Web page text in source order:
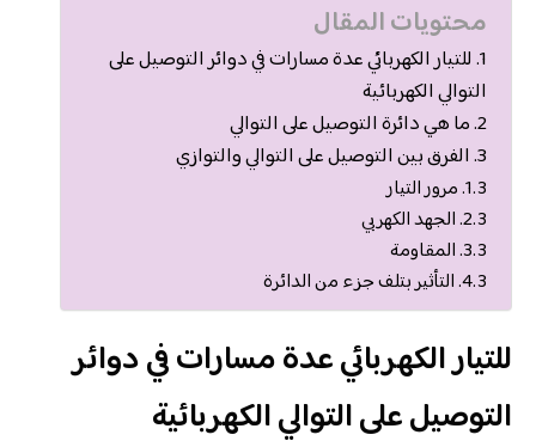
محتويات المقال
للتيار الكهربائي عدة مسارات في دوائر التوصيل على
التوالي الكهربائية
ما هي دائرة التوصيل على التوالي
الفرق بين التوصيل على التوالي والتوازي
مرور التيار
الجهد الكهربي
المقاومة
التأثير بتلف جزء من الدائرة
للتيار الكهربائي عدة مسارات في دوائر
التوصيل على التوالي الكهربائية